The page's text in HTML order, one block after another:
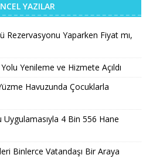
YAZILAR
Rezervasyonu Yaparken Fiyat mı,
Yenileme ve Hizmete Açıldı
Havuzunda Çocuklarla
4 Bin 556 Hane
Binlerce Vatandaşı Bir Araya